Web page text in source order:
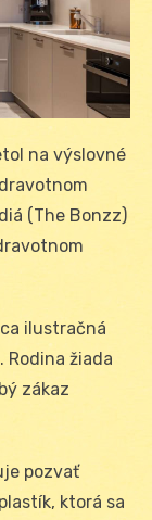
na výslovné
(The Bonzz)
ilustračná
žiada
zákaz
pozvať
ktorá sa